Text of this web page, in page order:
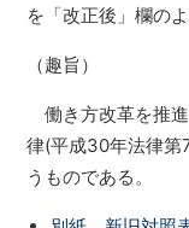
を「改正後」欄の
（趣旨）
働き方改革を推
律(平成30年法律第
うものである。